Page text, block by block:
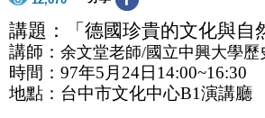
講題： 「 德國珍貴的文化與自
講師： 余文堂老師/國立中興大學歷
時間： 97年5 月 24日14:00~16:30
地點：台中市文化中心B1演講廳